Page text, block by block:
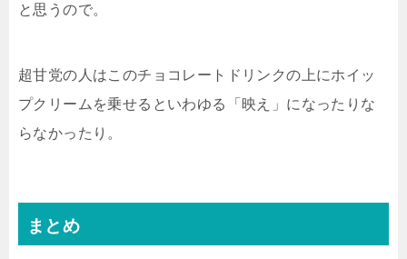
と思うので。
超甘党の人はこのチョコレートドリンクの上にホイッ
プクリームを乗せるといわゆる「映え」になったりな
らなかったり。
まとめ